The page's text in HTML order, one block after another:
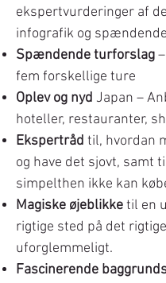
ekspertvurderinger af
infografik og
Spændende turforslag
fem forskellige ture
Oplev og nyd Japan –
hoteller, restauranter,
Ekspertråd til, hvordan
og have det sjovt, samt
simpelthen ikke kan
Magiske øjeblikketil en
rigtige sted på det
uforglemmeligt.
Fascinerende